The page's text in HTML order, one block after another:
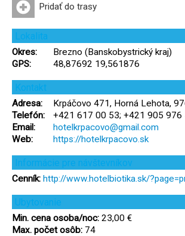
Pridať do trasy
Lokalita
Okres:
Brezno (Banskobystrický kraj)
GPS:
48,87692 19,561876
Kontakt
Adresa:
Krpáčovo 471, Horná Lehota,
Telefón:
+421 617 00 53; +421 905 976
Email:
hotelkrpacovo@gmail.com
Web:
https://hotelkrpacovo.sk
Informácie pre návštevníkov
Cenník: http://www.hotelbiotika.sk/
Ubytovanie
Min. cena osoba/noc: 23,00 €
Max. počet osôb: 74